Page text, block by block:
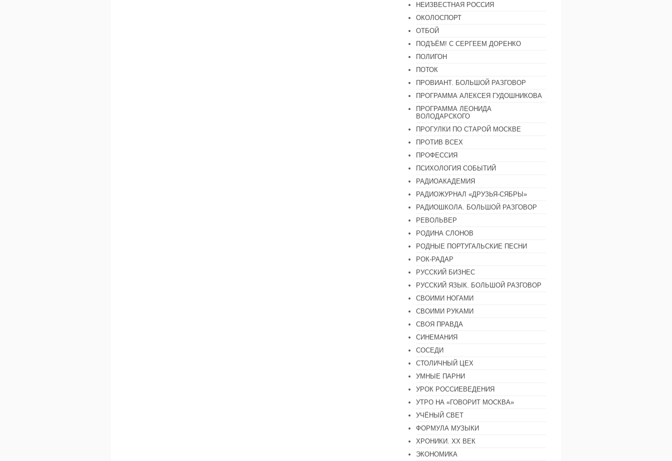
НЕИЗВЕСТНАЯ РОССИЯ
ОКОЛОСПОРТ
ОТБОЙ
ПОДЪЁМ! С СЕРГЕЕМ ДОРЕНКО
ПОЛИГОН
ПОТОК
ПРОВИАНТ. БОЛЬШОЙ РАЗГОВОР
ПРОГРАММА АЛЕКСЕЯ ГУДОШНИКОВА
ПРОГРАММА ЛЕОНИДА
ВОЛОДАРСКОГО
ПРОГУЛКИ ПО СТАРОЙ МОСКВЕ
ПРОТИВ ВСЕХ
ПРОФЕССИЯ
ПСИХОЛОГИЯ СОБЫТИЙ
РАДИОАКАДЕМИЯ
РАДИОЖУРНАЛ «ДРУЗЬЯ-СЯБРЫ»
РАДИОШКОЛА. БОЛЬШОЙ РАЗГОВОР
РЕВОЛЬВЕР
РОДИНА СЛОНОВ
РОДНЫЕ ПОРТУГАЛЬСКИЕ ПЕСНИ
РОК-РАДАР
РУССКИЙ БИЗНЕС
РУССКИЙ ЯЗЫК. БОЛЬШОЙ РАЗГОВОР
СВОИМИ НОГАМИ
СВОИМИ РУКАМИ
СВОЯ ПРАВДА
СИНЕМАНИЯ
СОСЕДИ
СТОЛИЧНЫЙ ЦЕХ
УМНЫЕ ПАРНИ
УРОК РОССИЕВЕДЕНИЯ
УТРО НА «ГОВОРИТ МОСКВА»
УЧЁНЫЙ СВЕТ
ФОРМУЛА МУЗЫКИ
ХРОНИКИ. ХХ ВЕК
ЭКОНОМИКА